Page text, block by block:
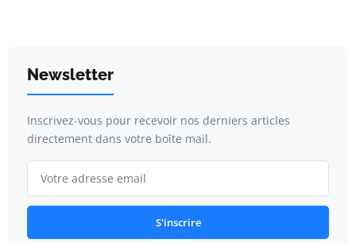
Newsletter
Inscrivez-vous pour recevoir nos derniers articles
directement dans votre boîte mail.
S'inscrire